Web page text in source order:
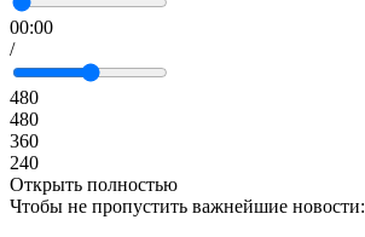
00:00
/
480
480
360
240
Открыть полностью
Чтобы не пропустить важнейшие новости: